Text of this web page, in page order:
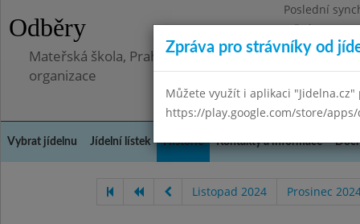
Odběry
Poslední
Středa
Mateřská škola, Praha 5 - Barrandov, Lohniského
organizace
Vybrat jídelnu Jídelní lístek Historie Kontakty a informace
Listopad 2024 Prosinec
Zpráva pro strávníky od
Můžete využít i aplikaci
https://play.google.com/store/